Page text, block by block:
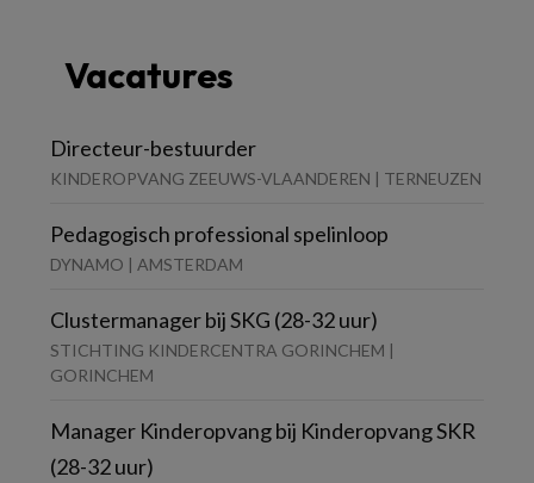
Vacatures
Directeur-bestuurder
KINDEROPVANG ZEEUWS-VLAANDEREN | TERNEUZEN
Pedagogisch professional spelinloop
DYNAMO | AMSTERDAM
Clustermanager bij SKG (28-32 uur)
STICHTING KINDERCENTRA GORINCHEM |
GORINCHEM
Manager Kinderopvang bij Kinderopvang SKR
(28-32 uur)